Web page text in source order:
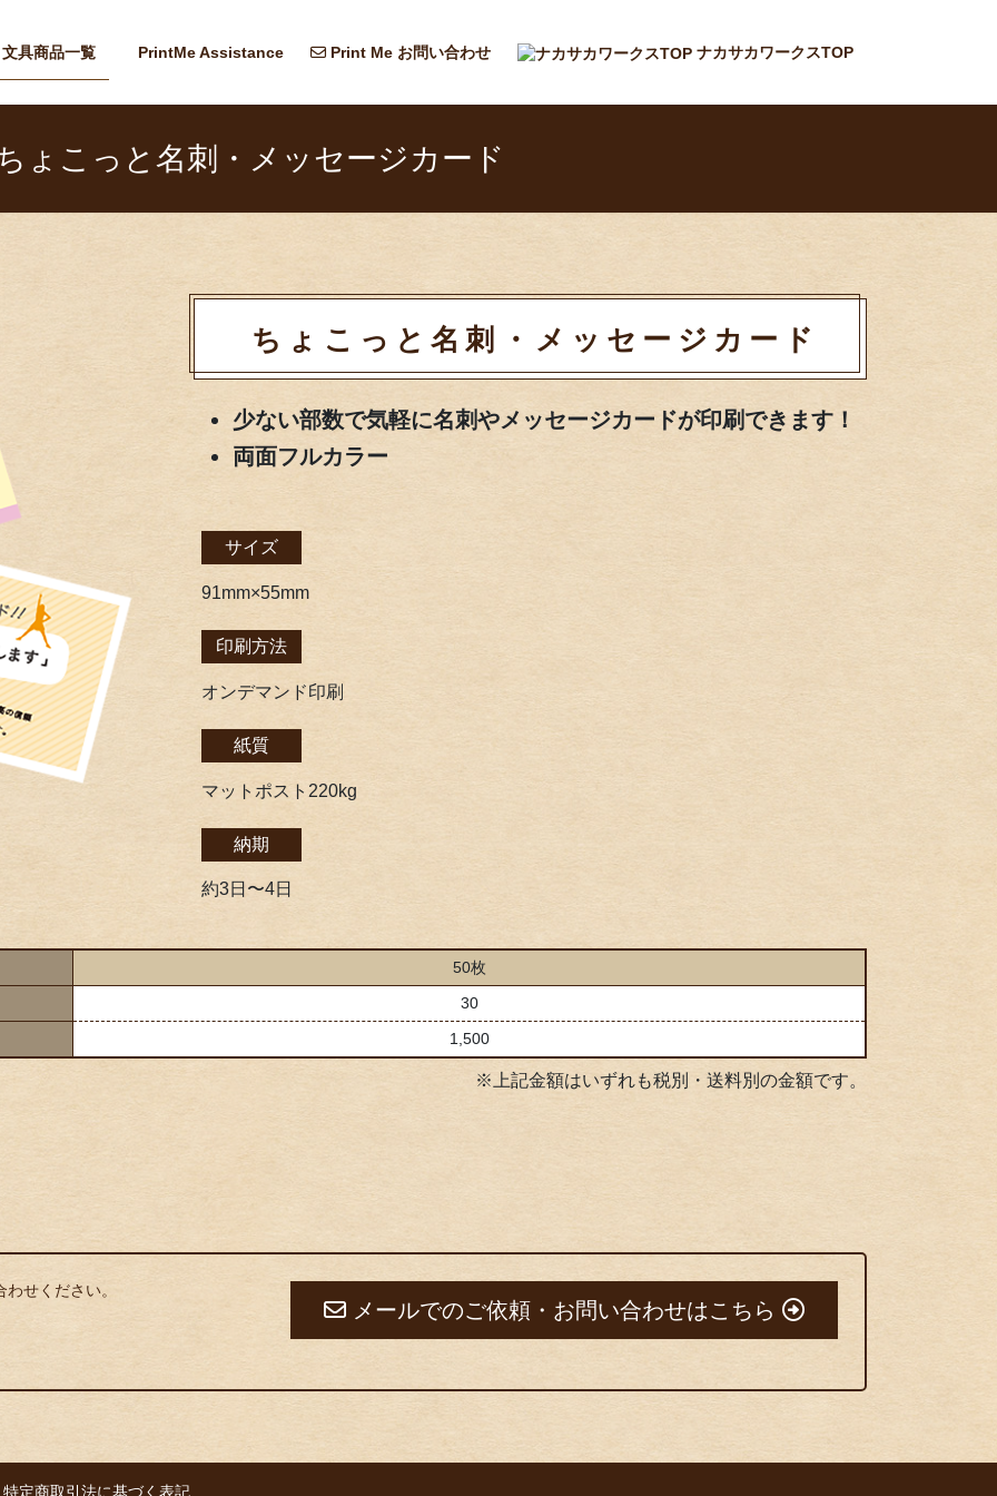
文具商品一覧 PrintMe Assistance Print Me お問い合わせ ナカサカワークスTOP
ょこっと名刺・メッセージカード
ちょこっと名刺・メッセージカード
少ない部数で気軽に名刺やメッセージカードが印刷できます！
両面フルカラー
サイズ
91mm×55mm
印刷方法
オンデマンド印刷
紙質
マットポスト220kg
納期
約3日〜4日
50枚
30
1,500
※上記金額はいずれも税別・送料別の金額です。
せください。
メールでのご依頼・お問い合わせはこちら
特定商取引法に基づく表記